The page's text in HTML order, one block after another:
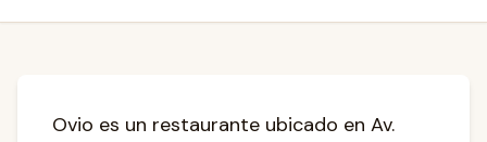
Ovio es un restaurante ubicado en Av.